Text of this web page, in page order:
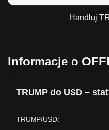
Handluj
Informacje o
TRUMP do USD –
TRUMP/USD: